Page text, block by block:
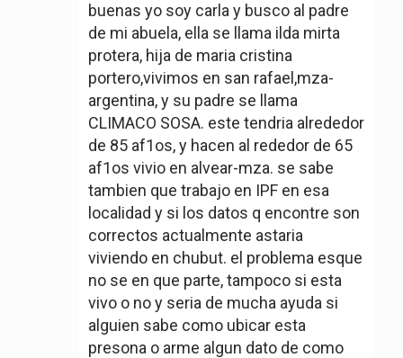
buenas yo soy carla y busco al padre
de mi abuela, ella se llama ilda mirta
protera, hija de maria cristina
portero,vivimos en san rafael,mza-
argentina, y su padre se llama
CLIMACO SOSA. este tendria alrededor
de 85 af1os, y hacen al rededor de 65
af1os vivio en alvear-mza. se sabe
tambien que trabajo en IPF en esa
localidad y si los datos q encontre son
correctos actualmente astaria
viviendo en chubut. el problema esque
no se en que parte, tampoco si esta
vivo o no y seria de mucha ayuda si
alguien sabe como ubicar esta
presona o arme algun dato de como